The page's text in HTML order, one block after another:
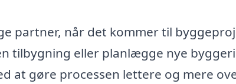
partner, når det kommer til
tilbygning eller planlægge nye
at gøre processen lettere og mere